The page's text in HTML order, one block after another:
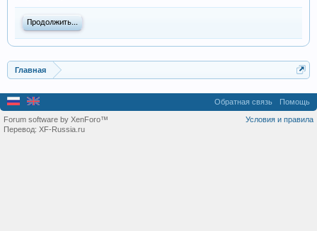
Продолжить...
Главная
Обратная связь Помощь
Условия и правила
Forum software by XenForo™
Перевод: XF-Russia.ru